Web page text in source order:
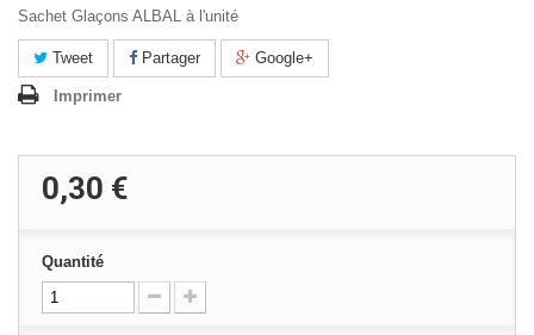
Sachet Glaçons ALBAL à l'unité
Tweet Partager Google+
Imprimer
0,30 €
Quantité